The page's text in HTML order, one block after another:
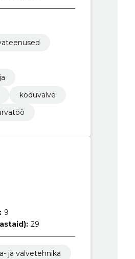
koduvalve
9
29
ja valvetehnika